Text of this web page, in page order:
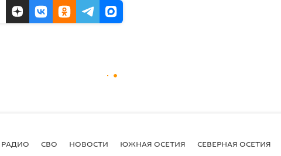
РАДИО СВО НОВОСТИ ЮЖНАЯ ОСЕТИЯ СЕВЕРНАЯ ОСЕТИЯ